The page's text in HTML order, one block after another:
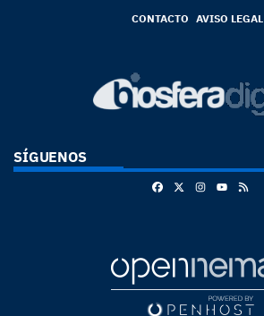
CONTACTO AVISO LEGAL
SÍGUENOS
FacebookInstagram